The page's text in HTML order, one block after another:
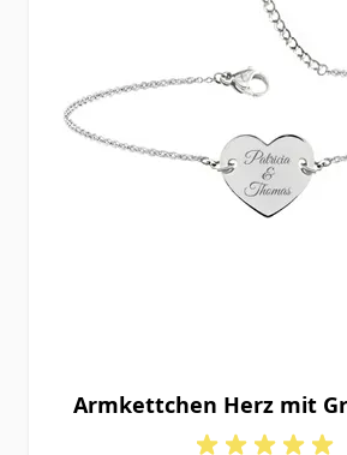
Armkettchen Herz mit